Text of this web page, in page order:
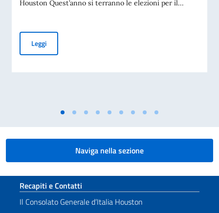
Houston Quest’anno si terranno le elezioni per il...
LeggiElezioni Com.It.Es. 2026
Naviga nella sezione
Sezione footer
Recapiti e Contatti
Il Consolato Generale d’Italia Houston